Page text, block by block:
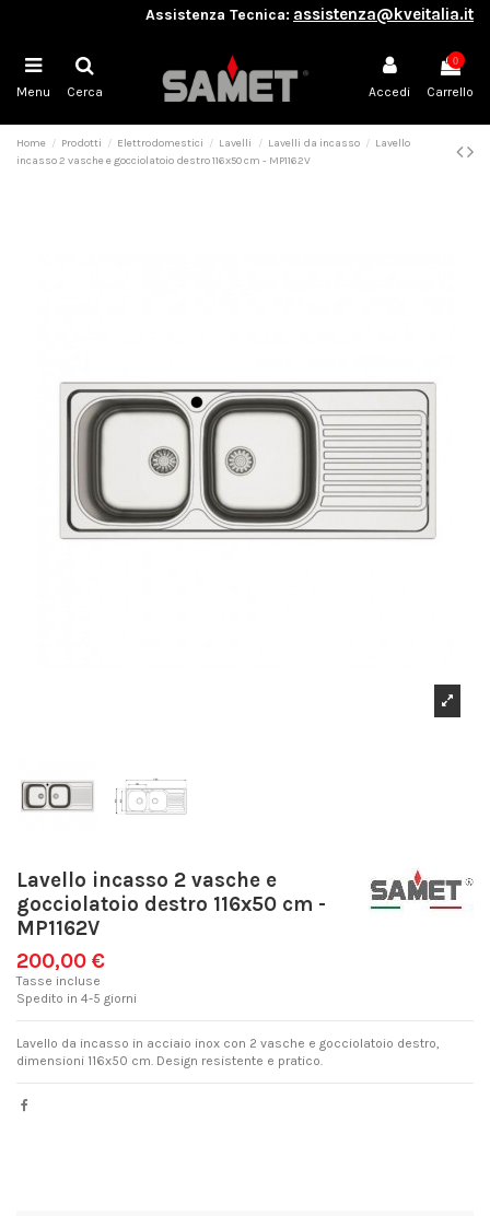
Assistenza Tecnica: assistenza@kveitalia.it
Menu Cerca Accedi
0
Carrello
Home Prodotti Elettrodomestici Lavelli Lavelli da incasso
Lavello
incasso 2 vasche e gocciolatoio destro 116x50 cm - MP1162V
Lavello incasso 2 vasche e
gocciolatoio destro 116x50 cm -
MP1162V
200,00 €
Tasse incluse
Spedito in 4-5 giorni
Lavello da incasso in acciaio inox con 2 vasche e gocciolatoio destro,
dimensioni 116x50 cm. Design resistente e pratico.